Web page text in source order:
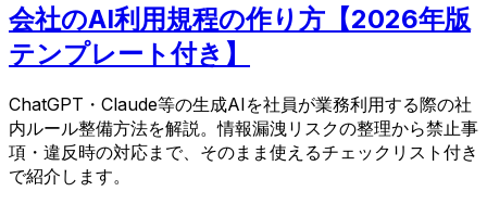
会社のAI利用規程の作り方【2026年版
テンプレート付き】
ChatGPT・Claude等の生成AIを社員が業務利用する際の社
内ルール整備方法を解説。情報漏洩リスクの整理から禁止事
項・違反時の対応まで、そのまま使えるチェックリスト付き
で紹介します。